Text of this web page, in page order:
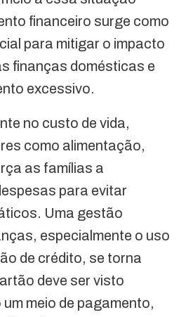
financeiro surge como
para mitigar o impacto
finanças domésticas e
excessivo.
no custo de vida,
como alimentação,
as famílias a
para evitar
Uma gestão
especialmente o uso
de crédito, se torna
deve ser visto
meio de pagamento,